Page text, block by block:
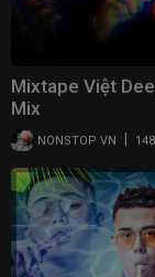
Mixtape Việt
Mix
NONSTOP VN